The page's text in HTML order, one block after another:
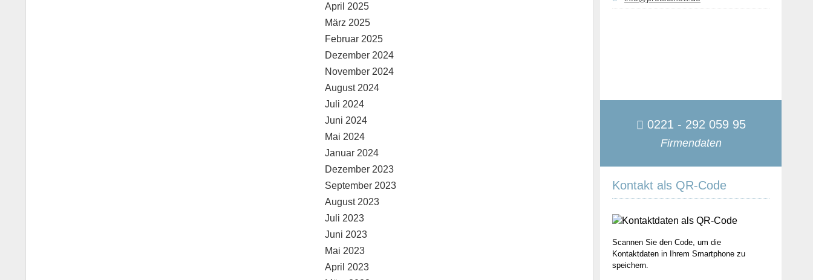
0221 - 292 059 95
Firmendaten
Kontakt als QR-Code
Scannen Sie den Code, um die
Kontaktdaten in Ihrem Smartphone zu
speichern.
April 2025
März 2025
Februar 2025
Dezember 2024
November 2024
August 2024
Juli 2024
Juni 2024
Mai 2024
Januar 2024
Dezember 2023
September 2023
August 2023
Juli 2023
Juni 2023
Mai 2023
April 2023